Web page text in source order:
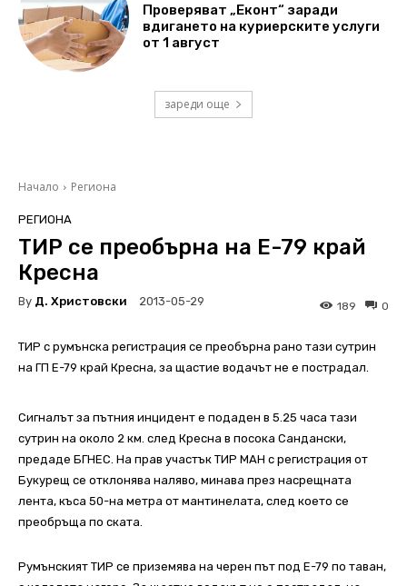
Проверяват „Еконт“ заради
вдигането на куриерските услуги
от 1 август
зареди още